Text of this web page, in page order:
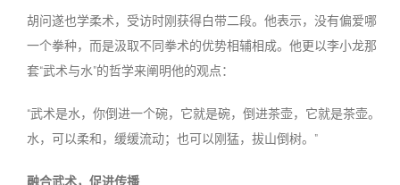
胡问遂也学柔术，受访时刚获得白带二段。他表示，没有偏爱哪
一个拳种，而是汲取不同拳术的优势相辅相成。他更以李小龙那
套“武术与水”的哲学来阐明他的观点：
“武术是水，你倒进一个碗，它就是碗，倒进茶壶，它就是茶壶。
水，可以柔和，缓缓流动；也可以刚猛，拔山倒树。”
融合武术，促进传播